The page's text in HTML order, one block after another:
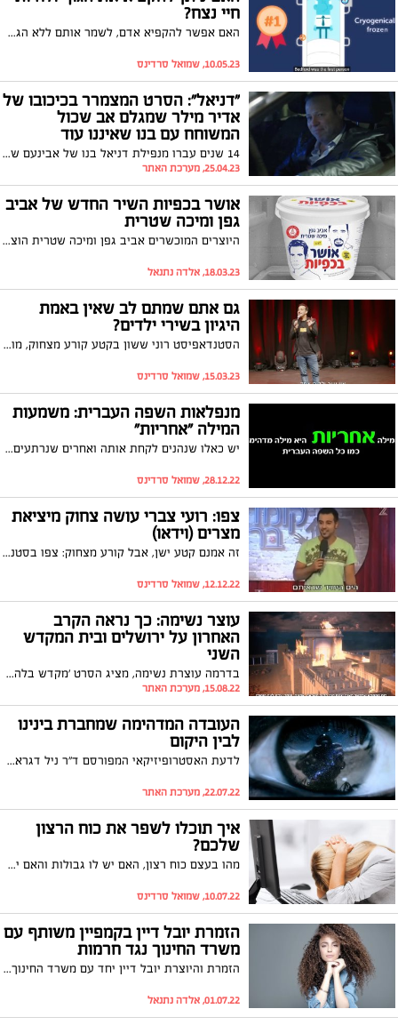
חיי נצח?
האם אפשר להקפיא אדם, לשמר אותם ללא הגבלת זמן, ואז להפשיר אותם? שאנון נ. טסייר חוקרת את האתגרים של שימור ההקפאה האנושית. צפו
10.05.23, שמואל סרדינס
"דניאל": הסרט המצמרר בכיכובו של
אדיר מילר שמגלם אב שכול
המשוחח עם בנו שאיננו עוד
14 שנים עברו מנפילת דניאל בנו של אבינעם שירן בקרב, והאב השכול לא הצליח להביא את עצמו למחוק את מספר הטלפון של בנו המת. יום אחד, כשהטלפון החכם הציע לו להתקשר לדניאל, הוא חשב, "אולי באמת?". הרגע הטכנולוגי הקר הפך לסיפור ואז לסרט קצר שביים נוני גפן בכיכובו של אדיר מילר וששודר בקשת 12. בפוסט שפרסם בפייסבוק, אדיר מילר משתף: "לעשות סרט כזה זו מצווה בשבילי!". צפו
25.04.23, מערכת האתר
אושר בכפיות השיר החדש של אביב
גפן ומיכה שטרית
היוצרים המוכשרים אביב גפן ומיכה שטרית הוציאו השבוע דואט חדש שעוסק במלחמת ההישרדות היומיומית של האזרח הקטן במציאות הקשה בישראל. גפן כתב, הלחין, עיבד והפיק מוזיקלית את השיר. האזינו
18.03.23, אלדה נתנאל
גם אתם שמתם לב שאין באמת
היגיון בשירי ילדים?
הסטנדאפיסט רוני ששון בקטע קורע מצחוק, מוכיח לקהל שלו למה אין באמת היגיון בשירי הילדים שכולנו גדלנו עליהם. צפו
15.03.23, שמואל סרדינס
מנפלאות השפה העברית: משמעות
המילה "אחריות"
יש כאלו שנהנים לקחת אותה ואחרים שנרתעים ובורחים ממנה, אבל מה שבטוח הוא שלפעמים פשוט אין ברירה - כן זוהי האחריות! קבלו דרך מעניינת שתגרום לכם לשנות את האופן שבו אתם תופסים את המונח הזה
28.12.22, שמואל סרדינס
צפו: רועי צברי עושה צחוק מיציאת
מצרים (וידאו)
זה אמנם קטע ישן, אבל קורע מצחוק: צפו בסטנדאפיסט רועי צברי עושה צחוק מיציאת מצרים
12.12.22, שמואל סרדינס
עוצר נשימה: כך נראה הקרב
האחרון על ירושלים ובית המקדש
השני
בדרמה עוצרת נשימה, מציג הסרט 'מקדש בלהבות' שנפיק מכון מגל"ים את הטקטיקה הברוטאלית שהפעיל טיטוס ולגיונותיו כדי להכניע את ירושלים הנצורה. הסרט ממחיש באופן ריאלי עד כאב את קרב הגבורה הנואש שניהלו הלוחמים היהודים להגנת עירם האהובה, עד טיפת דמם האחרונה. צפו
15.08.22, מערכת האתר
העובדה המדהימה שמחברת בינינו
לבין היקום
לדעת האסטרופיזיקאי המפורסם ד"ר ניל דגראס טייסון, היקום נמצא בתוך כל אחד ואחת מאיתנו. צפו בהסבר המדעי המרתק שהוא מציג, אשר שהולך לשנות לכם את כל מה שחשבתם שידעתם על עולמנו ועל עצמכם
22.07.22, מערכת האתר
איך תוכלו לשפר את כוח הרצון
שלכם?
מהו בעצם כוח רצון, האם יש לו גבולות והאם ישנן דרכים בהן נוכל לשפר אותו? צפו
10.07.22, שמואל סרדינס
הזמרת יובל דיין בקמפיין משותף עם
משרד החינוך נגד חרמות
הזמרת והיוצרת יובל דיין יחד עם משרד החינוך משיקים קמפיין נגד חרמות בין ילדים באלימות בבתי הספר היא עושה זאת בפוסט באינסטגרם כשהיא משתפת בחוויה מהילדות שלה
01.07.22, אלדה נתנאל